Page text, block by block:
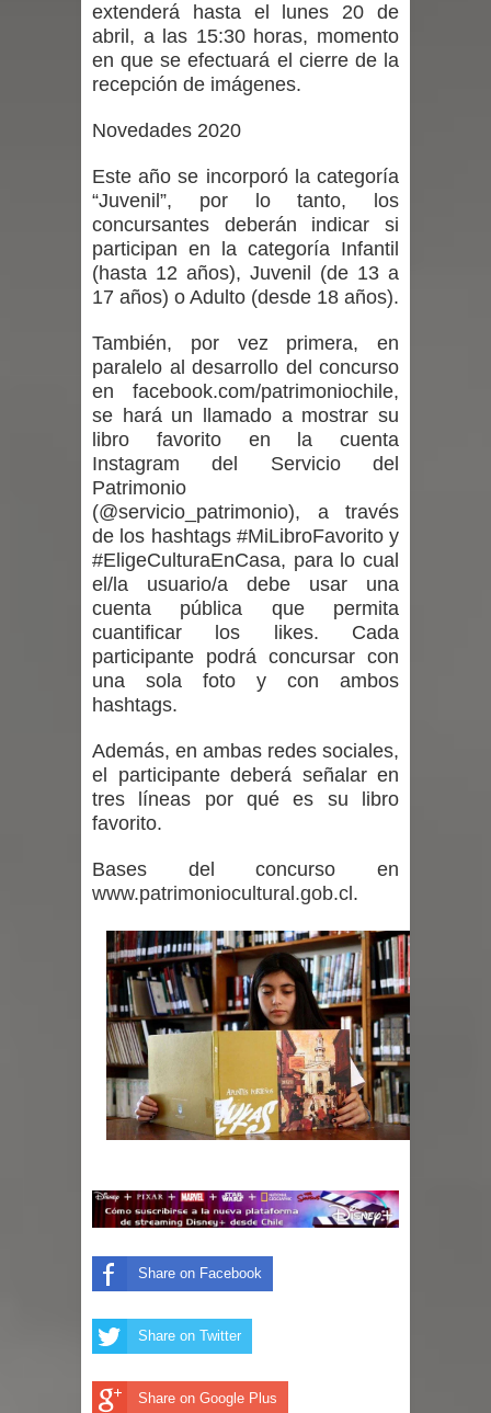
Talca
en la alta cordillera del Maule por su
impacto ambiental
INDAP entregó $189 millones en
incentivos a usuarios de PRODESAL
de la provincia de Linares
Municipalidad de Curicó apuesta a la
innovación en tecnología educativa
con nuevas pantallas interactivas del
Colegio El Boldo
Municipalidad de Curicó inició
proceso de vacunación escolar
Se activa Código Azul en Talca ante
las bajas temperaturas
extenderá hasta el lunes 20 de
abril, a las 15:30 horas, momento
en que se efectuará el cierre de la
recepción de imágenes.
Novedades 2020
Este año se incorporó la categoría
“Juvenil”, por lo tanto, los
concursantes deberán indicar si
participan en la categoría Infantil
(hasta 12 años), Juvenil (de 13 a
17 años) o Adulto (desde 18 años).
También, por vez primera, en
paralelo al desarrollo del concurso
en facebook.com/patrimoniochile,
se hará un llamado a mostrar su
libro favorito en la cuenta
Instagram del Servicio del
Patrimonio
(@servicio_patrimonio), a través
de los hashtags #MiLibroFavorito y
#EligeCulturaEnCasa, para lo cual
el/la usuario/a debe usar una
cuenta pública que permita
cuantificar los likes. Cada
participante podrá concursar con
una sola foto y con ambos
hashtags.
Además, en ambas redes sociales,
el participante deberá señalar en
tres líneas por qué es su libro
favorito.
Bases del concurso en
www.patrimoniocultural.gob.cl .
Share on Facebook
Share on Twitter
Share on Google Plus